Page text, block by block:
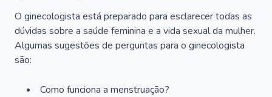
O ginecologista está preparado para esclarecer todas as
dúvidas sobre a saúde feminina e a vida sexual da mulher.
Algumas sugestões de perguntas para o ginecologista
são:
Como funciona a menstruação?